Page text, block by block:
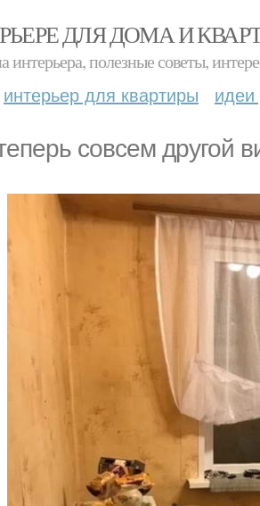
ДЛЯ ДОМА И
полезные советы,
интерьер для квартиры идеи
coвceм дрyгой